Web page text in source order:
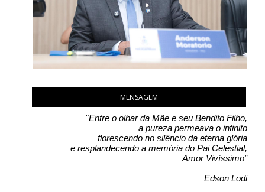
MENSAGEM
"Entre o olhar da Mãe e seu Bendito Filho,
a pureza permeava o infinito
florescendo no silêncio da eterna glória
e resplandecendo a memória do Pai Celestial,
Amor Vivíssimo”
Edson Lodi